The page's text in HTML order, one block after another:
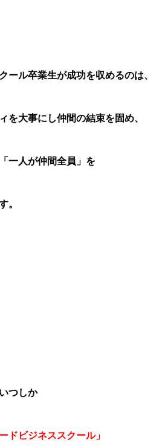
ール卒業生が成功を収めるのは、
を大事にし仲間の結束を固め、
一人が仲間全員」を
。
つしか
ドビジネススクール」